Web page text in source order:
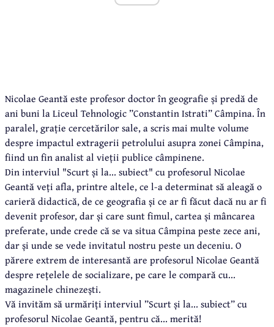
Nicolae Geantă este profesor doctor în geografie și predă de
ani buni la Liceul Tehnologic ”Constantin Istrati” Câmpina. În
paralel, grație cercetărilor sale, a scris mai multe volume
despre impactul extragerii petrolului asupra zonei Câmpina,
fiind un fin analist al vieții publice câmpinene.
Din interviul "Scurt și la... subiect" cu profesorul Nicolae
Geantă veți afla, printre altele, ce l-a determinat să aleagă o
carieră didactică, de ce geografia și ce ar fi făcut dacă nu ar fi
devenit profesor, dar și care sunt fimul, cartea și mâncarea
preferate, unde crede că se va situa Câmpina peste zece ani,
dar și unde se vede invitatul nostru peste un deceniu. O
părere extrem de interesantă are profesorul Nicolae Geantă
despre rețelele de socializare, pe care le compară cu...
magazinele chinezești.
Vă invităm să urmăriți interviul ”Scurt și la... subiect” cu
profesorul Nicolae Geantă, pentru că... merită!